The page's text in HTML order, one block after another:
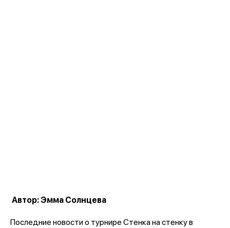
Автор: Эмма Солнцева
Последние новости о турнире Стенка на стенку в